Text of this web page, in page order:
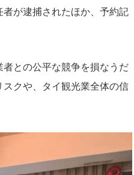
が逮捕されたほか、予約記
との公平な競争を損なうだ
クや、タイ観光業全体の信